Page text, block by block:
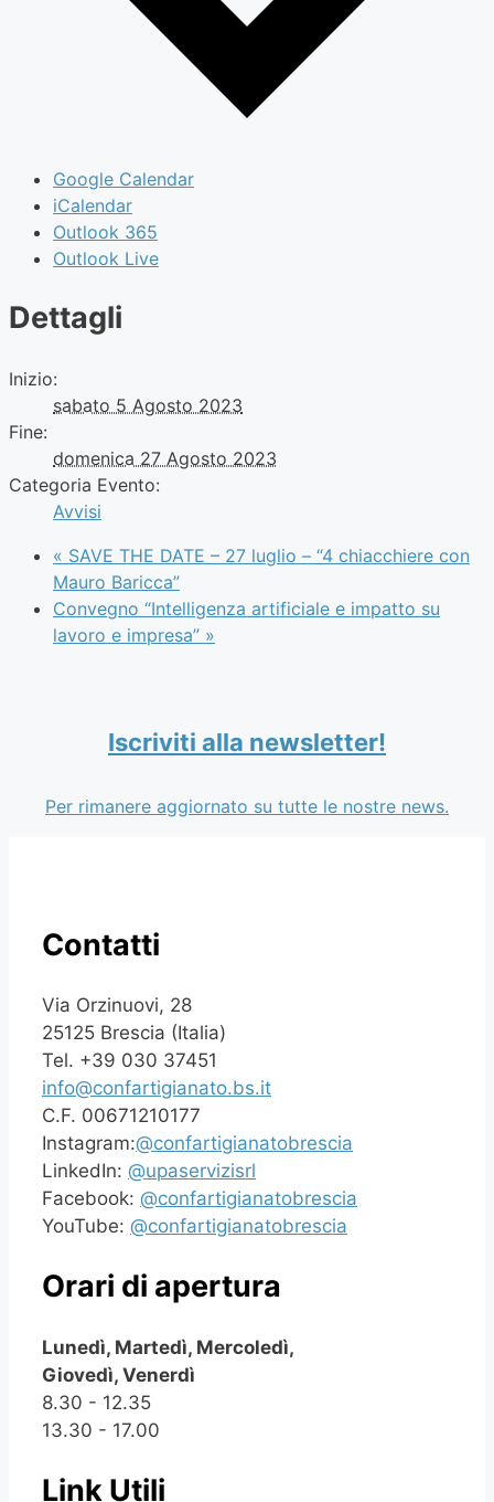
Google Calendar
iCalendar
Outlook 365
Outlook Live
Dettagli
Inizio:
sabato 5 Agosto 2023
Fine:
domenica 27 Agosto 2023
Categoria Evento:
Avvisi
« SAVE THE DATE – 27 luglio – “4 chiacchiere con
Mauro Baricca”
Convegno “Intelligenza artificiale e impatto su
lavoro e impresa” »
Iscriviti alla newsletter!
Per rimanere aggiornato su tutte le nostre news.
Contatti
Via Orzinuovi, 28
25125 Brescia (Italia)
Tel. +39 030 37451
info@confartigianato.bs.it
C.F. 00671210177
Instagram:@confartigianatobrescia
LinkedIn: @upaservizisrl
Facebook: @confartigianatobrescia
YouTube: @confartigianatobrescia
Orari di apertura
Lunedì, Martedì, Mercoledì,
Giovedì, Venerdì
8.30 - 12.35
13.30 - 17.00
Link Utili